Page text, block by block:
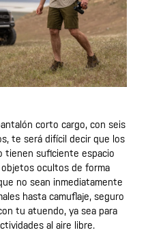
corto cargo, con seis
te será difícil decir que los
tienen suficiente espacio
ocultos de forma
no sean inmediatamente
hasta camuflaje, seguro
tu atuendo, ya sea para
al aire libre.